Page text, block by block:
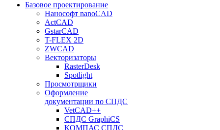
Базовое проектирование
Нанософт nanoCAD
ActCAD
GstarCAD
T-FLEX 2D
ZWCAD
Векторизаторы
RasterDesk
Spotlight
Просмотрщики
Оформление
документации по СПДС
VetCAD++
СПДС GraphiCS
КОМПАС СПДС